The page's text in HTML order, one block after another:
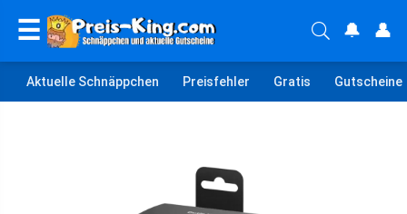
☰ 🔔 👤
Aktuelle Schnäppchen Preisfehler Gratis Gutscheine